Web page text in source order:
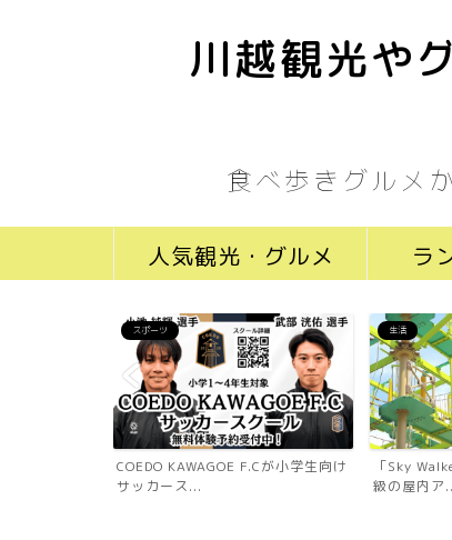
川越観光や
食べ歩きグルメ
人気観光・グルメ ラ
スポーツ
COEDO KAWAGOE F.Cが小学生向け
サッカース...
生活
「Sky
級の屋内ア